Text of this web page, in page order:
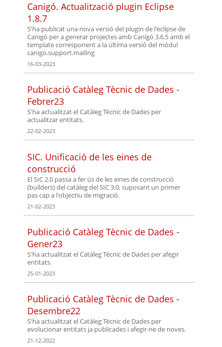
Canigó. Actualització plugin Eclipse
1.8.7
S'ha publicat una nova versió del plugin de l'eclipse de
Canigó per a generar projectes amb Canigó 3.6.5 amb el
template corresponent a la última versió del mòdul
canigo.support.mailing
16-03-2023
Publicació Catàleg Tècnic de Dades -
Febrer23
S'ha actualitzat el Catàleg Tècnic de Dades per
actualitzar entitats.
22-02-2023
SIC. Unificació de les eines de
construcció
El SIC 2.0 passa a fer ús de les eines de construcció
(builders) del catàleg del SIC 3.0, suposant un primer
pas cap a l'objectiu de migració.
21-02-2023
Publicació Catàleg Tècnic de Dades -
Gener23
S'ha actualitzat el Catàleg Tècnic de Dades per afegir
entitats.
25-01-2023
Publicació Catàleg Tècnic de Dades -
Desembre22
S'ha actualitzat el Catàleg Tècnic de Dades per
evolucionar entitats ja publicades i afegir-ne de noves.
21-12-2022